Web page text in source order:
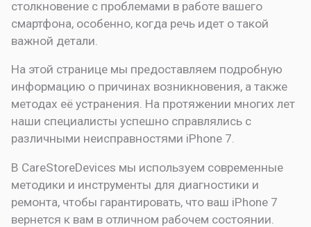
столкновение с проблемами в работе вашего
смартфона, особенно, когда речь идет о такой
важной детали.
На этой странице мы предоставляем подробную
информацию о причинах возникновения, а также
методах её устранения. На протяжении многих лет
наши специалисты успешно справлялись с
различными неисправностями iPhone 7.
В CareStoreDevices мы используем современные
методики и инструменты для диагностики и
ремонта, чтобы гарантировать, что ваш iPhone 7
вернется к вам в отличном рабочем состоянии.